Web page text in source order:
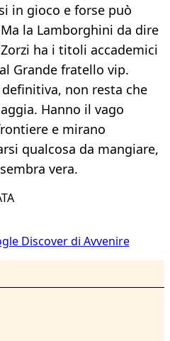
in gioco e forse può
la Lamborghini da dire
ha i titoli accademici
Grande fratello vip.
non resta che
Hanno il vago
e mirano
qualcosa da mangiare,
vera.
Discover di Avvenire